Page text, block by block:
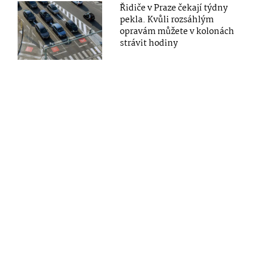
Řidiče v Praze čekají týdny
pekla. Kvůli rozsáhlým
opravám můžete v kolonách
strávit hodiny